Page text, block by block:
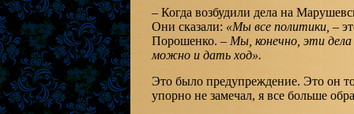
– Когда возбудили дела на
Они сказали: «Мы все политики, –
Порошенко. – Мы, конечно, эти
можно и дать ход».
Это было предупреждение. Это он
упорно не замечал, я все больше